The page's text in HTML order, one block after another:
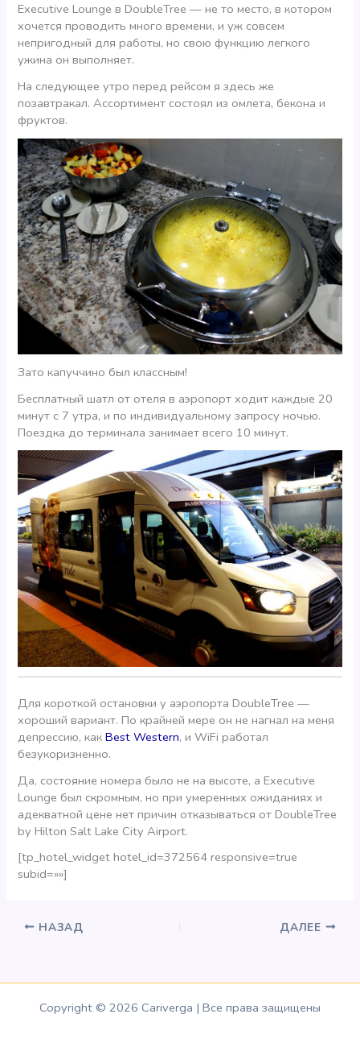
Executive Lounge в DoubleTree — не то место, в котором
хочется проводить много времени, и уж совсем
непригодный для работы, но свою функцию легкого
ужина он выполняет.
На следующее утро перед рейсом я здесь же
позавтракал. Ассортимент состоял из омлета, бекона и
фруктов.
Зато капуччино был классным!
Бесплатный шатл от отеля в аэропорт ходит каждые 20
минут с 7 утра, и по индивидуальному запросу ночью.
Поездка до терминала занимает всего 10 минут.
Для короткой остановки у аэропорта DoubleTree —
хороший вариант. По крайней мере он не нагнал на меня
депрессию, какBest Western, и WiFi работал
безукоризненно.
Да, состояние номера было не на высоте, а Executive
Lounge был скромным, но при умеренных ожиданиях и
адекватной цене нет причин отказываться от DoubleTree
by Hilton Salt Lake City Airport.
[tp_hotel_widget hotel_id=372564 responsive=true
subid=»»]
НАЗАД ДАЛЕЕ
Copyright © 2026 Cariverga | Все права защищены